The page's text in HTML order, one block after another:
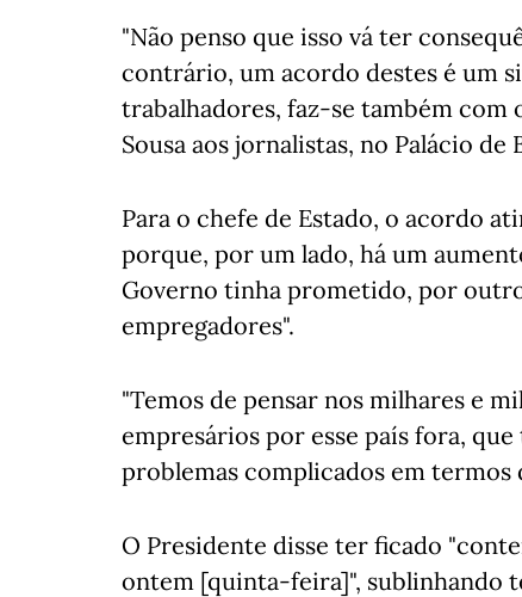
"Não penso que isso vá ter
contrário, um acordo destes é um
trabalhadores, faz-se também com
Sousa aos jornalistas, no Palácio de
Para o chefe de Estado, o acordo
porque, por um lado, há um
Governo tinha prometido, por
empregadores".
"Temos de pensar nos milhares e
empresários por esse país fora,
problemas complicados em termos
O Presidente disse ter ficado
ontem [quinta-feira]", sublinhando